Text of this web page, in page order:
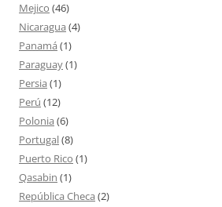
Mejico (46)
Nicaragua (4)
Panamá (1)
Paraguay(1)
Persia (1)
Perú (12)
Polonia (6)
Portugal(8)
Puerto Rico (1)
Qasabin (1)
República Checa (2)